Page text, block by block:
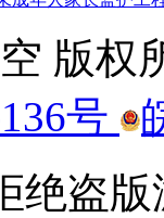
版权
号
绝盗